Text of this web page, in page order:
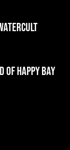
OF HAPPY BAY